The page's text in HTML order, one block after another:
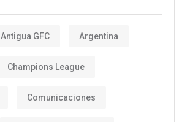
Antigua GFC Argentina
Champions League
Comunicaciones